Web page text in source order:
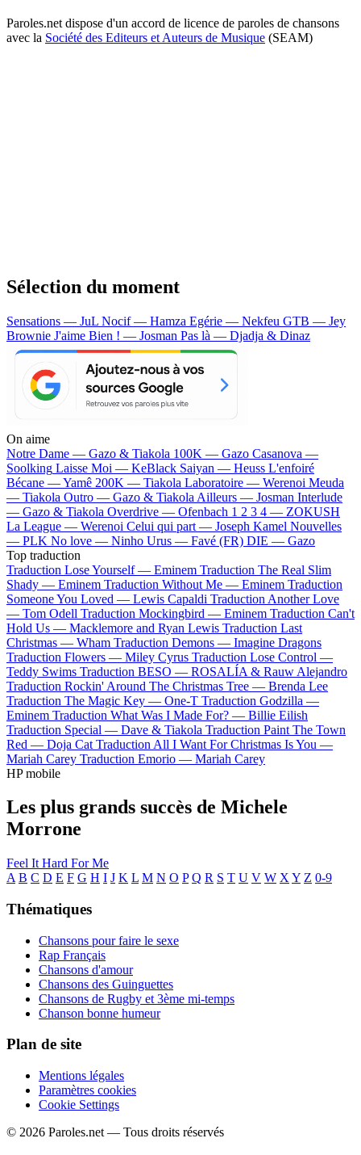
Paroles.net dispose d'un accord de licence de paroles de chansons
avec la Société des Editeurs et Auteurs de Musique (SEAM)
Sélection du moment
Sensations — JuL Nocif — Hamza Egérie — Nekfeu GTB — Jey
Brownie J'aime Bien ! — Josman Pas là — Djadja & Dinaz
On aime
Notre Dame — Gazo & Tiakola 100K — Gazo Casanova —
Soolking Laisse Moi — KeBlack Saiyan — Heuss L'enfoiré
Bécane —Yamê 200K — Tiakola Laboratoire — Werenoi Meuda
— Tiakola Outro — Gazo & Tiakola Ailleurs — Josman Interlude
— Gazo & Tiakola Overdrive — Ofenbach 1 2 3 4 — ZOKUSH
La League — Werenoi Celui qui part — Joseph Kamel Nouvelles
— PLK No love — Ninho Urus — Favé (FR) DIE — Gazo
Top traduction
Traduction Lose Yourself — Eminem Traduction The Real Slim
Shady — Eminem Traduction Without Me — Eminem Traduction
Someone You Loved — Lewis Capaldi Traduction Another Love
— Tom Odell Traduction Mockingbird — Eminem Traduction Can't
Hold Us — Macklemore and Ryan Lewis Traduction Last
Christmas — Wham Traduction Demons — Imagine Dragons
Traduction Flowers — Miley Cyrus Traduction Lose Control —
Teddy Swims Traduction BESO — ROSALÍA & Rauw Alejandro
Traduction Rockin' Around The Christmas Tree — Brenda Lee
Traduction The Magic Key — One-T Traduction Godzilla —
Eminem Traduction What Was I Made For? — Billie Eilish
Traduction Special — Dave & Tiakola Traduction Paint The Town
Red — Doja Cat Traduction All I Want For Christmas Is You —
Mariah Carey Traduction Emorio — Mariah Carey
HP mobile
Les plus grands succès de Michele
Morrone
Feel It Hard For Me
A B C D E F G H I J K L M N O P Q R S T U V W X Y Z 0-9
Thématiques
Chansons pour faire le sexe
Rap Français
Chansons d'amour
Chansons des Guinguettes
Chansons de Rugby et 3ème mi-temps
Chanson bonne humeur
Plan de site
Mentions légales
Paramètres cookies
Cookie Settings
© 2026 Paroles.net — Tous droits réservés